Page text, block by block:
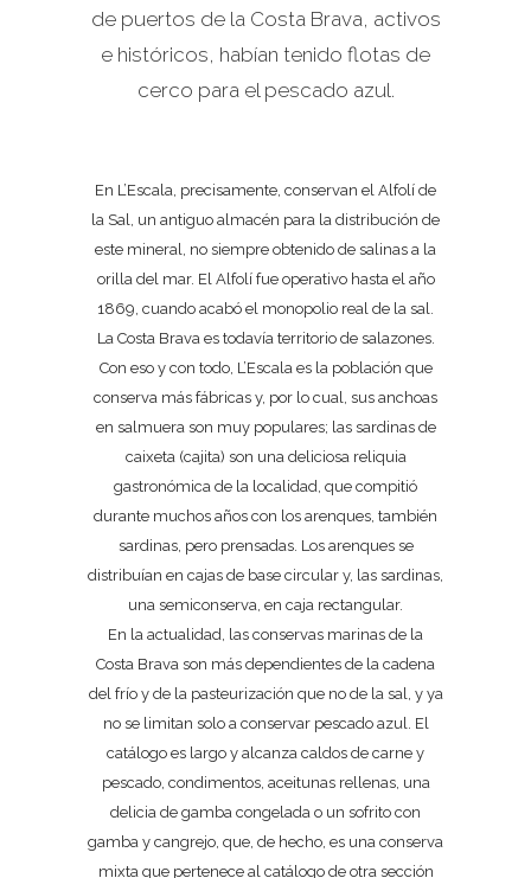
de puertos de la Costa Brava, activos
e históricos, habían tenido flotas de
cerco para el pescado azul.
En L’Escala, precisamente, conservan el Alfolí de
la Sal, un antiguo almacén para la distribución de
este mineral, no siempre obtenido de salinas a la
orilla del mar. El Alfolí fue operativo hasta el año
1869, cuando acabó el monopolio real de la sal.
La Costa Brava es todavía territorio de salazones.
Con eso y con todo, L’Escala es la población que
conserva más fábricas y, por lo cual, sus anchoas
en salmuera son muy populares; las sardinas de
caixeta (cajita) son una deliciosa reliquia
gastronómica de la localidad, que compitió
durante muchos años con los arenques, también
sardinas, pero prensadas. Los arenques se
distribuían en cajas de base circular y, las sardinas,
una semiconserva, en caja rectangular.
En la actualidad, las conservas marinas de la
Costa Brava son más dependientes de la cadena
del frío y de la pasteurización que no de la sal, y ya
no se limitan solo a conservar pescado azul. El
catálogo es largo y alcanza caldos de carne y
pescado, condimentos, aceitunas rellenas, una
delicia de gamba congelada o un sofrito con
gamba y cangrejo, que, de hecho, es una conserva
mixta que pertenece al catálogo de otra sección